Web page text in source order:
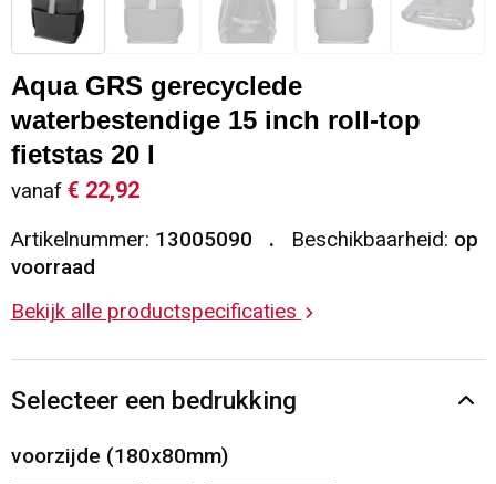
Sleutelhangers en Lanyards
Snoepgoed
Spellen voor binnen en buiten
Veiligheid, Auto en Fiets
Vrije tijd en Strand
Waterflesjes
Themapakketten
Vesten
Gilets
Blazers
Restauranttextiel
Reflecterende vesten
Hoofdbescherming
Reflecterende polo's
Handschoenen en Sjaals
Gehoorbescherming
Oog- en gelaatsbescherming
Caps, Hoeden en Mutsen
Aqua GRS gerecyclede
waterbestendige 15 inch roll-top
fietstas 20 l
vanaf € 22,92
Artikelnummer: 13005090 Beschikbaarheid: op
voorraad
Bekijk alle productspecificaties
Selecteer een bedrukking
voorzijde (180x80mm)